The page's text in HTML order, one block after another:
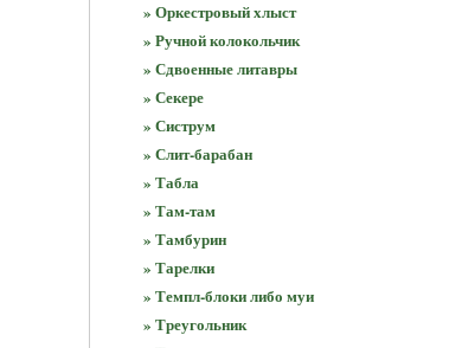
» Оркестровый хлыст
» Ручной колокольчик
» Сдвоенные литавры
» Секере
» Систрум
» Слит-барабан
» Табла
» Там-там
» Тамбурин
» Тарелки
» Темпл-блоки либо муи
» Треугольник